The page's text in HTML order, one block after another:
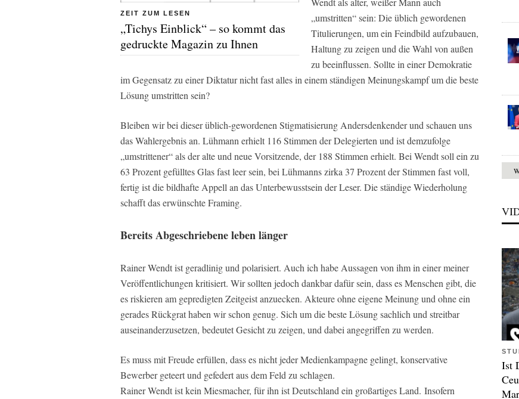
ZEIT ZUM LESEN
„Tichys Einblick“ – so kommt das
gedruckte Magazin zu Ihnen
„umstritten“ sein: Die üblich gewordenen
Titulierungen, um ein Feindbild aufzubauen,
Haltung zu zeigen und die Wahl von außen
zu beeinflussen. Sollte in einer Demokratie
im Gegensatz zu einer Diktatur nicht fast alles in einem ständigen Meinungskampf um die beste
Lösung umstritten sein?
Bleiben wir bei dieser üblich-gewordenen Stigmatisierung Andersdenkender und schauen uns
das Wahlergebnis an. Lühmann erhielt 116 Stimmen der Delegierten und ist demzufolge
„umstrittener“ als der alte und neue Vorsitzende, der 188 Stimmen erhielt. Bei Wendt soll ein zu
63 Prozent gefülltes Glas fast leer sein, bei Lühmanns zirka 37 Prozent der Stimmen fast voll,
fertig ist die bildhafte Appell an das Unterbewusstsein der Leser. Die ständige Wiederholung
schafft das erwünschte Framing.
Bereits Abgeschriebene leben länger
Rainer Wendt ist geradlinig und polarisiert. Auch ich habe Aussagen von ihm in einer meiner
Veröffentlichungen kritisiert. Wir sollten jedoch dankbar dafür sein, dass es Menschen gibt, die
es riskieren am gepredigten Zeitgeist anzuecken. Akteure ohne eigene Meinung und ohne ein
gerades Rückgrat haben wir schon genug. Sich um die beste Lösung sachlich und streitbar
auseinanderzusetzen, bedeutet Gesicht zu zeigen, und dabei angegriffen zu werden.
Es muss mit Freude erfüllen, dass es nicht jeder Medienkampagne gelingt, konservative
Bewerber geteert und gefedert aus dem Feld zu schlagen.
Rainer Wendt ist kein Miesmacher, für ihn ist Deutschland ein großartiges Land. Insofern
Ist